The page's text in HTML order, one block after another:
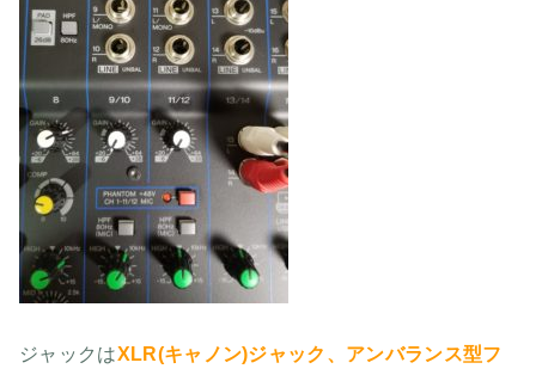
ジャックはXLR(キャノン)ジャック、アンバランス型フ